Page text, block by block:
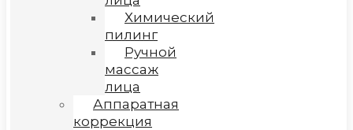
Химический
пилинг
Ручной
массаж
лица
Аппаратная
коррекция